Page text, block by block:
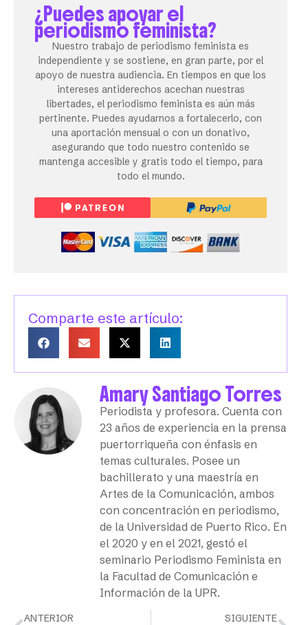
¿Puedes apoyar el
periodismo feminista?
Nuestro trabajo de periodismo feminista es
independiente y se sostiene, en gran parte, por el
apoyo de nuestra audiencia. En tiempos en que los
intereses antiderechos acechan nuestras
libertades, el periodismo feminista es aún más
pertinente. Puedes ayudarnos a fortalecerlo, con
una aportación mensual o con un donativo,
asegurando que todo nuestro contenido se
mantenga accesible y gratis todo el tiempo, para
todo el mundo.
Comparte este artículo:
Amary Santiago Torres
Periodista y profesora. Cuenta con
23 años de experiencia en la prensa
puertorriqueña con énfasis en
temas culturales. Posee un
bachillerato y una maestría en
Artes de la Comunicación, ambos
con concentración en periodismo,
de la Universidad de Puerto Rico. En
el 2020 y en el 2021, gestó el
seminario Periodismo Feminista en
la Facultad de Comunicación e
Información de la UPR.
ANTERIOR
SIGUIENTE